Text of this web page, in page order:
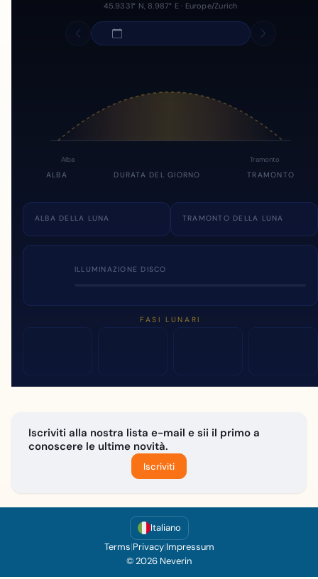
45.9331° N, 8.987° E · Europe/Zurich
Alba Tramonto
ALBA DURATA DEL GIORNO TRAMONTO
ALBA DELLA LUNA TRAMONTO DELLA LUNA
ILLUMINAZIONE DISCO
FASI LUNARI
Iscriviti alla nostra lista e-mail e sii il primo a
conoscere le ultime novità.
Iscriviti
Italiano
Terms|Privacy|Impressum
© 2026 Neverin